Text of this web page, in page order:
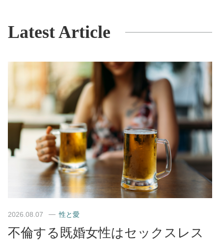
Latest Article
2026.08.07 性と愛
不倫する既婚女性はセックスレス